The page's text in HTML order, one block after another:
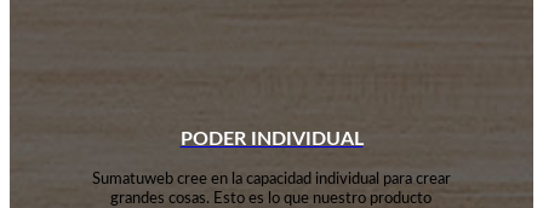
PODER INDIVIDUAL
Sumatuweb cree en la capacidad individual para crear
grandes cosas. Esto es lo que nuestro producto